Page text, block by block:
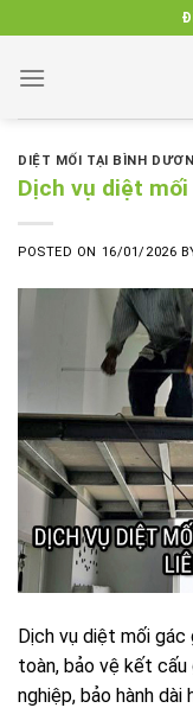
to
content
DIỆT MỐI TẠI BÌNH
Dịch vụ diệt mối
POSTED ON 16/01/2026
Dịch vụ diệt mối
toàn, bảo vệ kết cấu
nghiệp, bảo hành dài